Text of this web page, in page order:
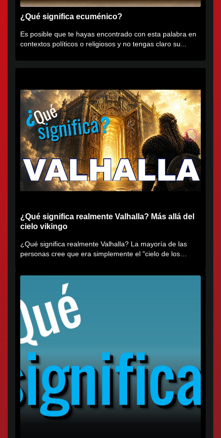
¿Qué significa ecuménico?
Es posible que te hayas encontrado con esta palabra en
contextos políticos o religiosos y no tengas claro su...
¿Qué significa realmente Valhalla? Más allá del
cielo vikingo
¿Qué significa realmente Valhalla? La mayoría de las
personas cree que era simplemente el "cielo de los